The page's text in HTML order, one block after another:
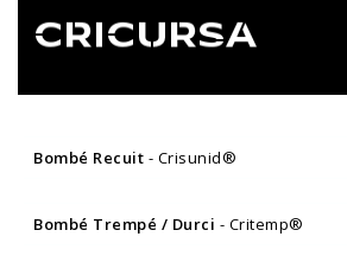
Bombé Recuit - Crisunid®
Bombé Trempé / Durci - Critemp®